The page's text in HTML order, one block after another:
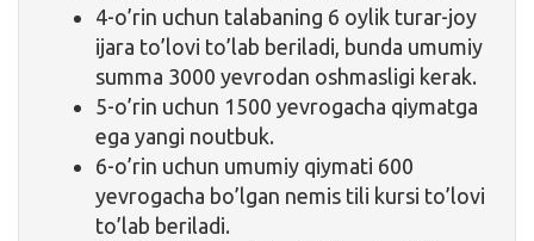
4-o’rin uchun talabaning 6 oylik turar-joy
ijara to’lovi to’lab beriladi, bunda umumiy
summa 3000 yevrodan oshmasligi kerak.
5-o’rin uchun 1500 yevrogacha qiymatga
ega yangi noutbuk.
6-o’rin uchun umumiy qiymati 600
yevrogacha bo’lgan nemis tili kursi to’lovi
to’lab beriladi.